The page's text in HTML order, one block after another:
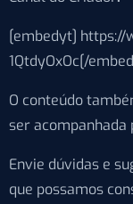
[embedyt] https://
1QtdyOxOc[/
O conteúdo
ser acompanhada
Envie dúvidas e
que possamos